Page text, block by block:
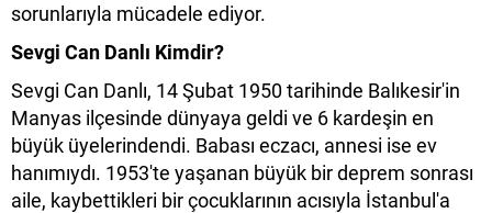
sorunlarıyla mücadele ediyor.
Sevgi Can Danlı Kimdir?
Sevgi Can Danlı, 14 Şubat 1950 tarihinde Balıkesir'in
Manyas ilçesinde dünyaya geldi ve 6 kardeşin en
büyük üyelerindendi. Babası eczacı, annesi ise ev
hanımıydı. 1953'te yaşanan büyük bir deprem sonrası
aile, kaybettikleri bir çocuklarının acısıyla İstanbul'a